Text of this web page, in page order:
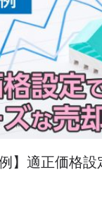
】適正価格